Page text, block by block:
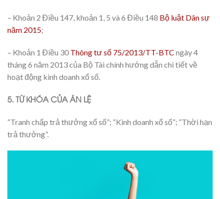
– Khoản 2 Điều 147, khoản 1, 5 và 6 Điều 148 Bộ luật Dân sự
năm 2015;
– Khoản 1 Điều 30 Thông tư số 75/2013/TT-BTC ngày 4
tháng 6 năm 2013 của Bộ Tài chính hướng dẫn chi tiết về
hoạt động kinh doanh xổ số.
5. TỪ KHÓA CỦA ÁN LỆ
“Tranh chấp trả thưởng xổ số”; “Kinh doanh xổ số”; “Thời hạn
trả thưởng”.